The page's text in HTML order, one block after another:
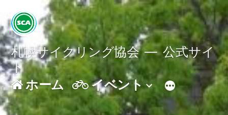
ン
テ
ン
ツ
へ
札幌サイクリング協会
公式サイ
ト
ホーム
イベント